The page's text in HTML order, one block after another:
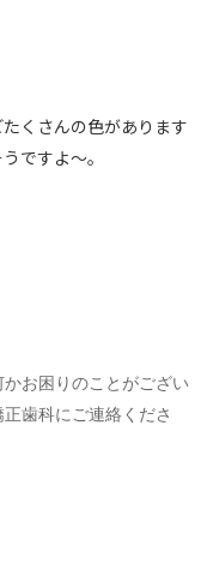
くさんの色があります
ですよ〜。
お困りのことがござい
歯科にご連絡くださ